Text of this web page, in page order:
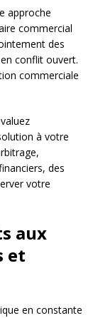
approche
commercial
des
conflit ouvert.
commerciale
à votre
des
votre
aux
et
en constante